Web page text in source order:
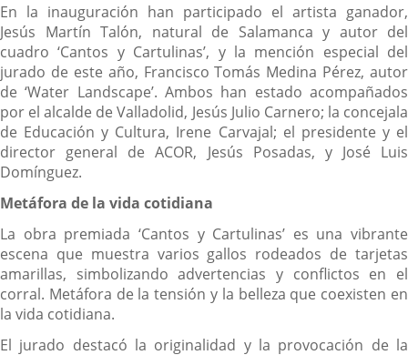
En la inauguración han participado el artista ganador,
Jesús Martín Talón, natural de Salamanca y autor del
cuadro ‘Cantos y Cartulinas’, y la mención especial del
jurado de este año, Francisco Tomás Medina Pérez, autor
de ‘Water Landscape’. Ambos han estado acompañados
por el alcalde de Valladolid, Jesús Julio Carnero; la concejala
de Educación y Cultura, Irene Carvajal; el presidente y el
director general de ACOR, Jesús Posadas, y José Luis
Domínguez.
Metáfora de la vida cotidiana
La obra premiada ‘Cantos y Cartulinas’ es una vibrante
escena que muestra varios gallos rodeados de tarjetas
amarillas, simbolizando advertencias y conflictos en el
corral. Metáfora de la tensión y la belleza que coexisten en
la vida cotidiana.
El jurado destacó la originalidad y la provocación de la